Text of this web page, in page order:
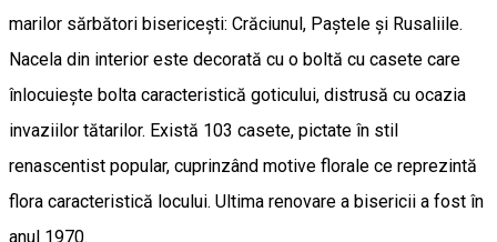
marilor sărbători bisericești: Crăciunul, Paștele și Rusaliile.
Nacela din interior este decorată cu o boltă cu casete care
înlocuiește bolta caracteristică goticului, distrusă cu ocazia
invaziilor tătarilor. Există 103 casete, pictate în stil
renascentist popular, cuprinzând motive florale ce reprezintă
flora caracteristică locului. Ultima renovare a bisericii a fost în
anul 1970.